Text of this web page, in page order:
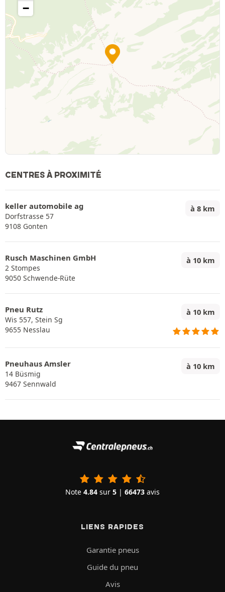
−
CENTRES À PROXIMITÉ
keller automobile ag
Dorfstrasse 57
9108 Gonten
à 8 km
Rusch Maschinen GmbH
2 Stompes
9050 Schwende-Rüte
à 10 km
Pneu Rutz
Wis 557, Stein Sg
9655 Nesslau
à 10 km
Pneuhaus Amsler
14 Büsmig
9467 Sennwald
à 10 km
Note 4.84 sur 5 | 66473 avis
LIENS RAPIDES
Garantie pneus
Guide du pneu
Avis